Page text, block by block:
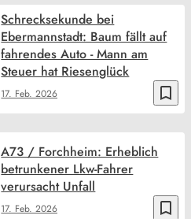
bookmark_border
17. Feb. 2026
Schrecksekunde bei
Ebermannstadt: Baum fällt auf
fahrendes Auto - Mann am
Steuer hat Riesenglück
bookmark_border
17. Feb. 2026
A73 / Forchheim: Erheblich
betrunkener Lkw-Fahrer
verursacht Unfall